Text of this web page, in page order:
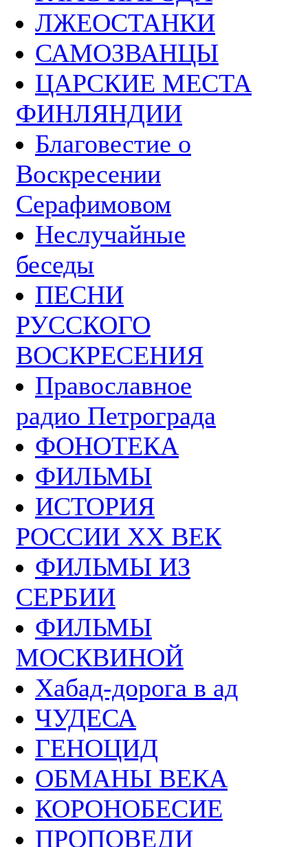
ЛЖЕОСТАНКИ
САМОЗВАНЦЫ
ЦАРСКИЕ МЕСТА
ФИНЛЯНДИИ
Благовестие о
Воскресении
Серафимовом
Неслучайные
беседы
ПЕСНИ
РУССКОГО
ВОСКРЕСЕНИЯ
Православное
радио Петрограда
ФОНОТЕКА
ФИЛЬМЫ
ИСТОРИЯ
РОССИИ ХХ ВЕК
ФИЛЬМЫ ИЗ
СЕРБИИ
ФИЛЬМЫ
МОСКВИНОЙ
Хабад-дорога в ад
ЧУДЕСА
ГЕНОЦИД
ОБМАНЫ ВЕКА
КОРОНОБЕСИЕ
ПРОПОВЕДИ